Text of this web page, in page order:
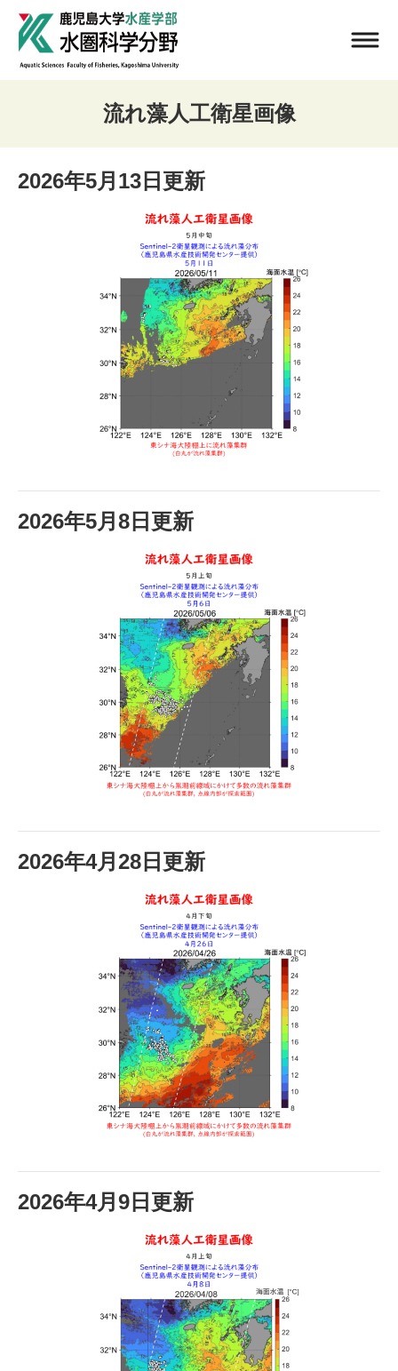
流れ藻人工衛星画像
2026年5月13日更新
2026年5月8日更新
2026年4月28日更新
2026年4月9日更新